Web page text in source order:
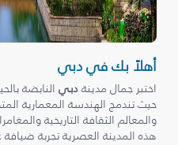
أهلاً بك في دبي
اختبر جمال مدينةدبيالنابضة
حيث تندمج الهندسة المعمارية
والمعالم الثقافة التاريخية
هذه المدينة العصرية تجربة